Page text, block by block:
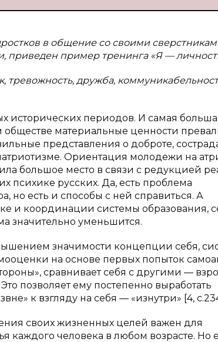
в общение со своими
приведен пример тренинга «Я —
тревожность, дружба,
исторических периодов. И самая
материальные ценности
представления о доброте,
Ориентация молодежи на
большое место в связи с редукцией
психике русских. Да, есть проблема
но есть и способы с ней справиться. А
и координации системы образования,
значительно уменьшится.
значимости концепции себя,
на основе первых попыток
сравнивает себя с другими —
позволяет ему постепенно выработать
к взгляду на себя — «изнутри» [4,
своих жизненных целей важен для
каждого человека в любом возрасте. Но